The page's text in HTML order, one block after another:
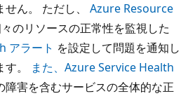
ん。 ただし、 Azure Resource
のリソースの正常性を監視した
アラート を設定して問題を通知し
。
また、Azure Service Health
障害を含むサービスの全体的な正